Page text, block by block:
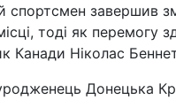
спортсмен завершив
тоді як перемогу
Канади Ніколас
Донецька